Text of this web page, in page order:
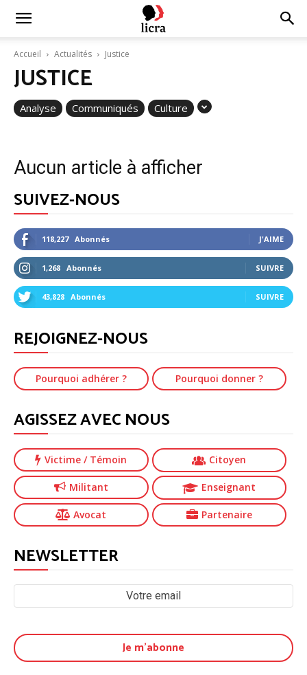
Licra
depuis
1927
Accueil Actualités Justice
JUSTICE
Analyse Communiqués Culture
Aucun article à afficher
SUIVEZ-NOUS
118,227 Abonnés J'AIME
1,268 Abonnés SUIVRE
43,828 Abonnés SUIVRE
REJOIGNEZ-NOUS
Pourquoi adhérer ? Pourquoi donner ?
AGISSEZ AVEC NOUS
Victime/ Témoin Citoyen
Militant Enseignant
Avocat Partenaire
NEWSLETTER